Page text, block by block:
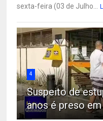
sexta-feira (03 de Julho...
4
Suspeito de
anos é preso